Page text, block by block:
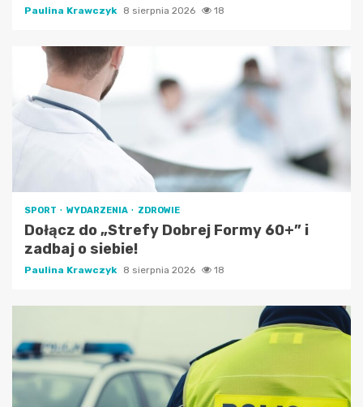
Paulina Krawczyk 8 sierpnia 2026 18
SPORT WYDARZENIA ZDROWIE
Dołącz do „Strefy Dobrej Formy 60+” i
zadbaj o siebie!
Paulina Krawczyk 8 sierpnia 2026 18